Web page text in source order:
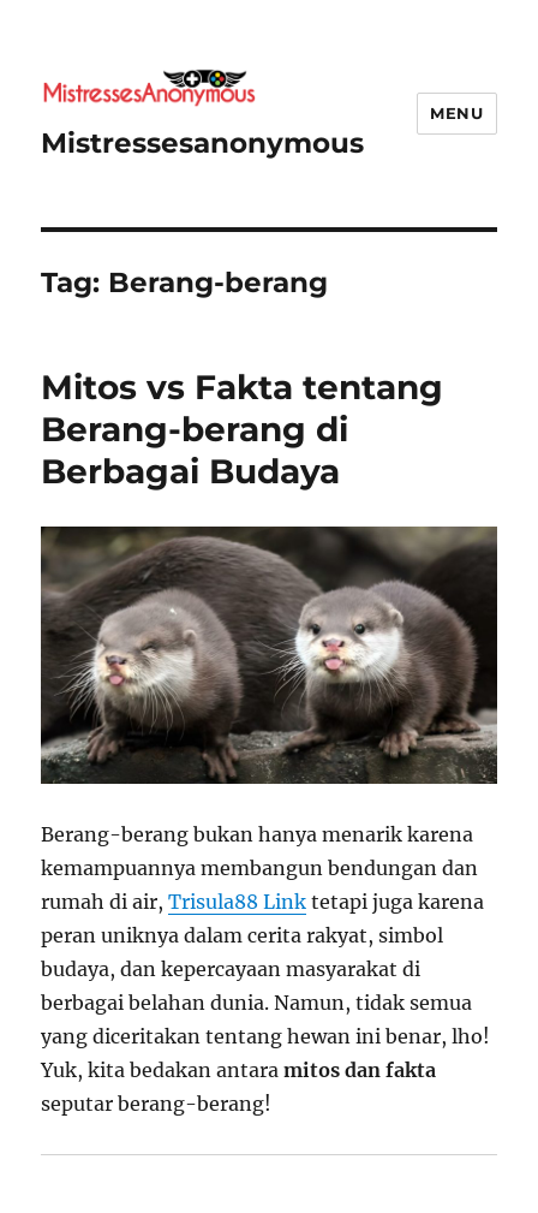
Mistressesanonymous
MENU
Tag: Berang-berang
Mitos vs Fakta tentang
Berang-berang di
Berbagai Budaya
Berang-berang bukan hanya menarik karena
kemampuannya membangun bendungan dan
rumah di air,Trisula88 Link tetapi juga karena
peran uniknya dalam cerita rakyat, simbol
budaya, dan kepercayaan masyarakat di
berbagai belahan dunia. Namun, tidak semua
yang diceritakan tentang hewan ini benar, lho!
Yuk, kita bedakan antaramitos dan fakta
seputar berang-berang!